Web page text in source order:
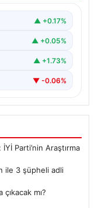
▲ +0.17%
▲ +0.05%
▲ +1.73%
▼ -0.06%
İYİ Parti’nin Araştırma
ile 3 şüpheli adli
mı?